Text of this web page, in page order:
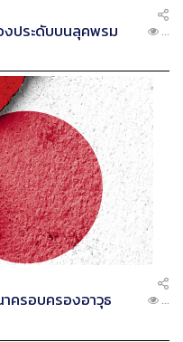
งประดับบนลุคพรม
...
ครอบครองอาวุธ
...